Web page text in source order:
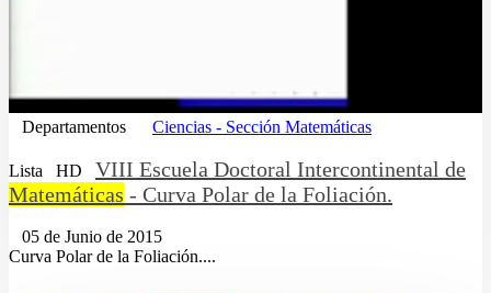
Departamentos Ciencias - Sección Matemáticas
Lista HD
VIII Escuela Doctoral Intercontinental de
Matemáticas - Curva Polar de la Foliación.
05 de Junio de 2015
Curva Polar de la Foliación....